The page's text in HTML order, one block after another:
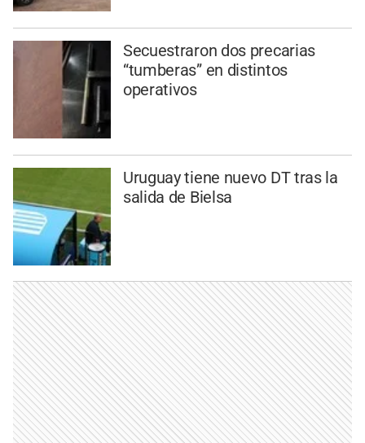
Secuestraron dos precarias
“tumberas” en distintos
operativos
Uruguay tiene nuevo DT tras la
salida de Bielsa